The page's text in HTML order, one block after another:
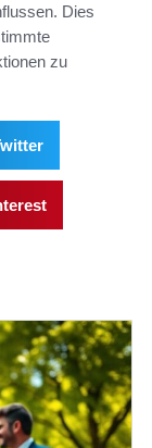
Dies
zu